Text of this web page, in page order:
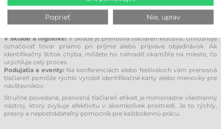
Používanie mobilnej tlačiarne v kancelárskom prostredí
zlepšuje správu dokumentov. Šanóny, úložné boxy aj kancelárske
V sklade a logistike:V sklade je prenosná tlačiareň kľúčová. Umožňuje
označovať tovar priamo pri príjme alebo príprave objednávok. Ak
identifikačný štítok chýba, môžete ho nahradiť okamžite na mieste, čo
urýchľuje celý proces.
Podujatia a eventy:Na konferenciách alebo festivaloch vám prenosná
tlačiareň pomôže rýchlo vyrobiť identifikačné karty alebo menovky pre
návštevníkov.
Stručne povedané, prenosná tlačiareň etikiet je mimoriadne všestranný
nástroj, ktorý zvyšuje efektivitu v akomkoľvek prostredí. Je to rýchly,
presný a nepostrádateľný pomocník pre každodennú prácu.
Poprieť Nie, uprav